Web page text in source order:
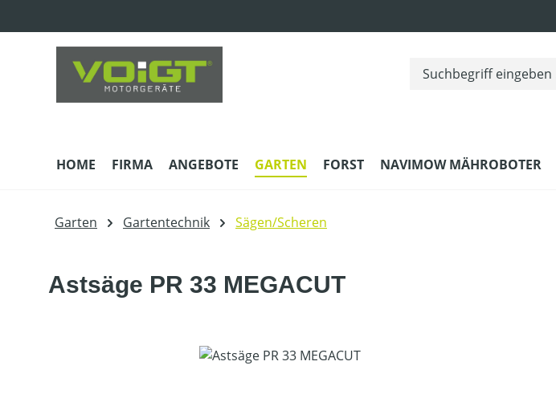
HOME FIRMA ANGEBOTE GARTEN FORST NAVIMOW MÄHROBOTER
Garten Gartentechnik Sägen/Scheren
Astsäge PR 33 MEGACUT